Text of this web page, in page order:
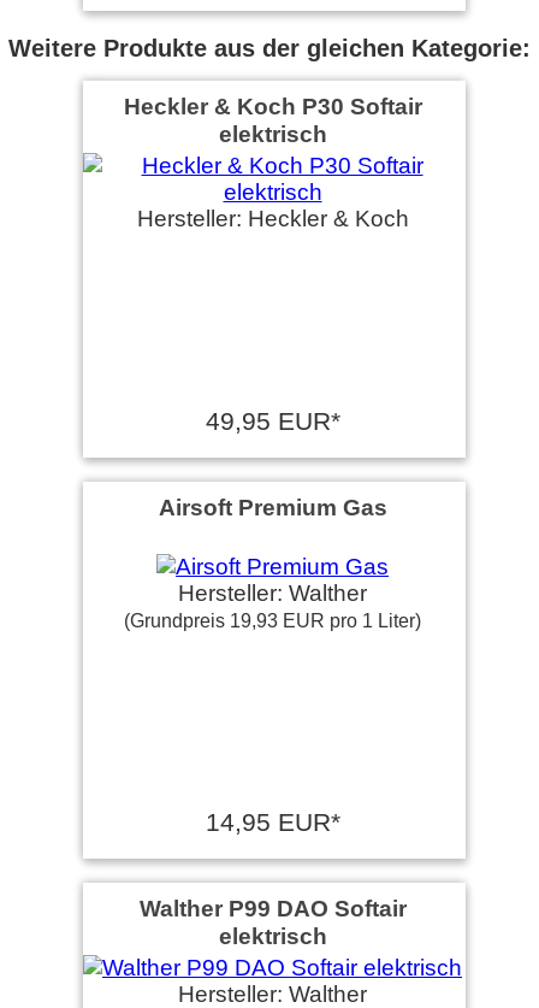
Weitere Produkte aus der gleichen Kategorie:
Heckler & Koch P30 Softair
elektrisch
Hersteller: Heckler & Koch
49,95 EUR*
Airsoft Premium Gas
Hersteller: Walther
(Grundpreis 19,93 EUR pro 1 Liter)
14,95 EUR*
Walther P99 DAO Softair
elektrisch
Hersteller: Walther